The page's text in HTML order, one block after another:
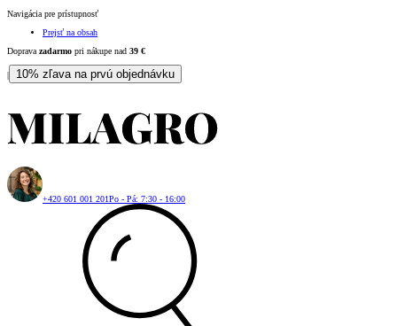
Navigácia pre prístupnosť
Prejsť na obsah
Doprava zadarmo pri nákupe nad 39 €
| 10% zľava na prvú objednávku
+420 601 001 201Po - Pá: 7:30 - 16:00